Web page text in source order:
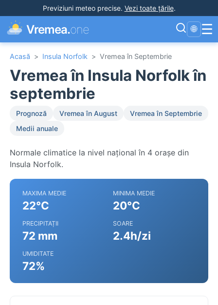
Previziuni meteo precise. Vezi toate țările.
Vremea.one 🌐 ☰
Acasă > Insula Norfolk > Vremea în Septembrie
Vremea în Insula Norfolk în
septembrie
Prognoză Vremea în August
Vremea în Septembrie
Medii anuale
Normale climatice la nivel național în 4 orașe din
Insula Norfolk.
MAXIMA MEDIE
22°C
MINIMA MEDIE
20°C
PRECIPITAȚII
72 mm
SOARE
2.4h/zi
UMIDITATE
72%